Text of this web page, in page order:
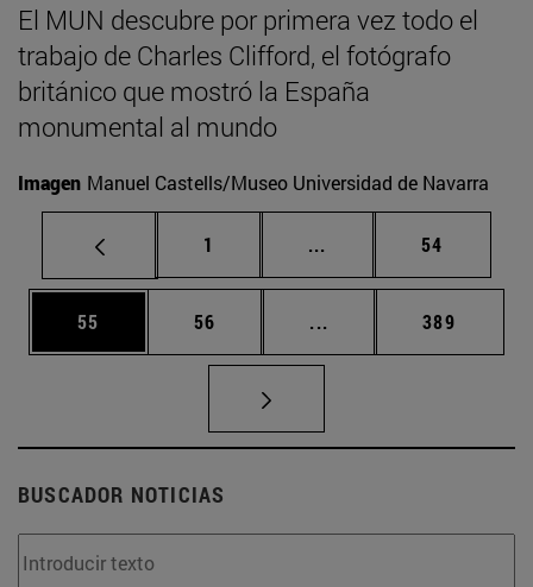
El MUN descubre por primera vez todo el
trabajo de Charles Clifford, el fotógrafo
británico que mostró la España
monumental al mundo
Imagen Manuel Castells/Museo Universidad de Navarra
Página
1 ... Páginas intermedias
Página
54
Página
55 Página
56 ... Páginas intermedias
Página
389
BUSCADOR NOTICIAS